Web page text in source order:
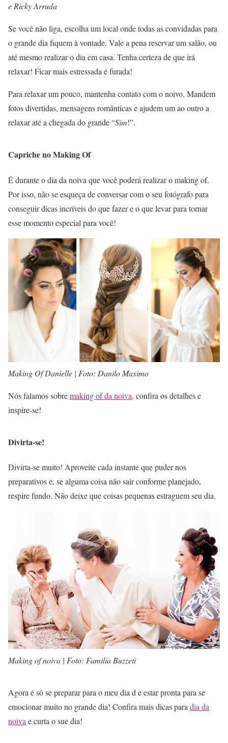
e Ricky Arruda
Se você não liga, escolha um local onde todas as convidadas para
o grande dia fiquem à vontade. Vale a pena reservar um salão, ou
até mesmo realizar o dia em casa. Tenha certeza de que irá
relaxar! Ficar mais estressada é furada!
Para relaxar um pouco, mantenha contato com o noivo. Mandem
fotos divertidas, mensagens românticas e ajudem um ao outro a
relaxar até a chegada do grande “Sim!”.
Capriche no Making Of
É durante o dia da noiva que você poderá realizar o making of.
Por isso, não se esqueça de conversar com o seu fotógrafo para
conseguir dicas incríveis do que fazer e o que levar para tornar
esse momento especial para você!
Making Of Danielle | Foto: Danilo Maximo
Nós falamos sobremaking of da noiva, confira os detalhes e
inspire-se!
Divirta-se!
Divirta-se muito! Aproveite cada instante que puder nos
preparativos e, se alguma coisa não sair conforme planejado,
respire fundo. Não deixe que coisas pequenas estraguem seu dia.
Making of noiva | Foto: Familia Buzzeti
Agora é só se preparar para o meu dia d e estar pronta para se
emocionar muito no grande dia! Confira mais dicas para dia da
noiva e curta o sue dia!